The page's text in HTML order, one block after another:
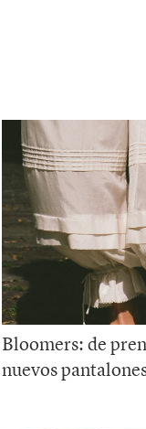
Bloomers: de
nuevos